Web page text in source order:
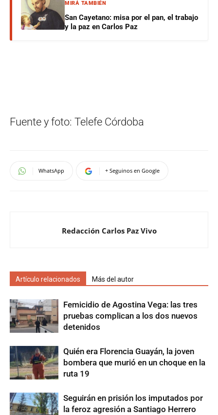
MIRÁ TAMBIÉN
San Cayetano: misa por el pan, el trabajo
y la paz en Carlos Paz
Fuente y foto: Telefe Córdoba
WhatsApp + Seguinos en Google
Redacción Carlos Paz Vivo
Artículo relacionados Más del autor
Femicidio de Agostina Vega: las tres
pruebas complican a los dos nuevos
detenidos
Quién era Florencia Guayán, la joven
bombera que murió en un choque en la
ruta 19
Seguirán en prisión los imputados por
la feroz agresión a Santiago Herrero